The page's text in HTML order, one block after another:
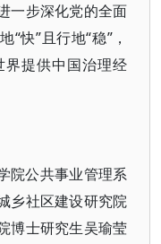
一步深化党的全面
快”且行地“稳”，
提供中国治理经
院公共事业管理系
乡社区建设研究院
博士研究生吴瑜莹